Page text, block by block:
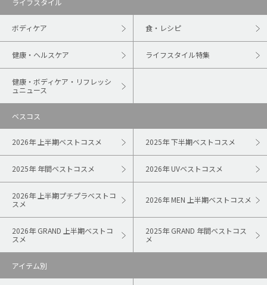
ライフスタイル
ボディケア 食・レシピ
健康・ヘルスケア ライフスタイル特集
健康・ボディケア・リフレッシ
ュニュース
ベスコス
2026年 上半期ベストコスメ 2025年 下半期ベストコスメ
2025年 年間ベストコスメ 2026年 UVベストコスメ
2026年 上半期プチプラベストコ
スメ
2026年 MEN 上半期ベストコスメ
2026年 GRAND 上半期ベストコ
スメ
2025年 GRAND 年間ベストコス
メ
アイテム別